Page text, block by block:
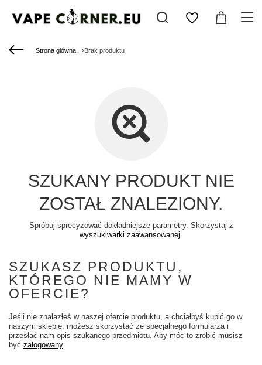
Strona główna Brak produktu
SZUKANY PRODUKT NIE
ZOSTAŁ ZNALEZIONY.
Spróbuj sprecyzować dokładniejsze parametry. Skorzystaj z
wyszukiwarki zaawansowanej.
SZUKASZ PRODUKTU,
KTÓREGO NIE MAMY W
OFERCIE?
Jeśli nie znalazłeś w naszej ofercie produktu, a chciałbyś kupić go w
naszym sklepie, możesz skorzystać ze specjalnego formularza i
przesłać nam opis szukanego przedmiotu. Aby móc to zrobić musisz
być zalogowany.